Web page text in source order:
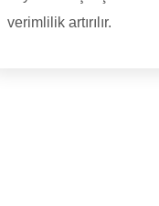
verimlilik artırılır.